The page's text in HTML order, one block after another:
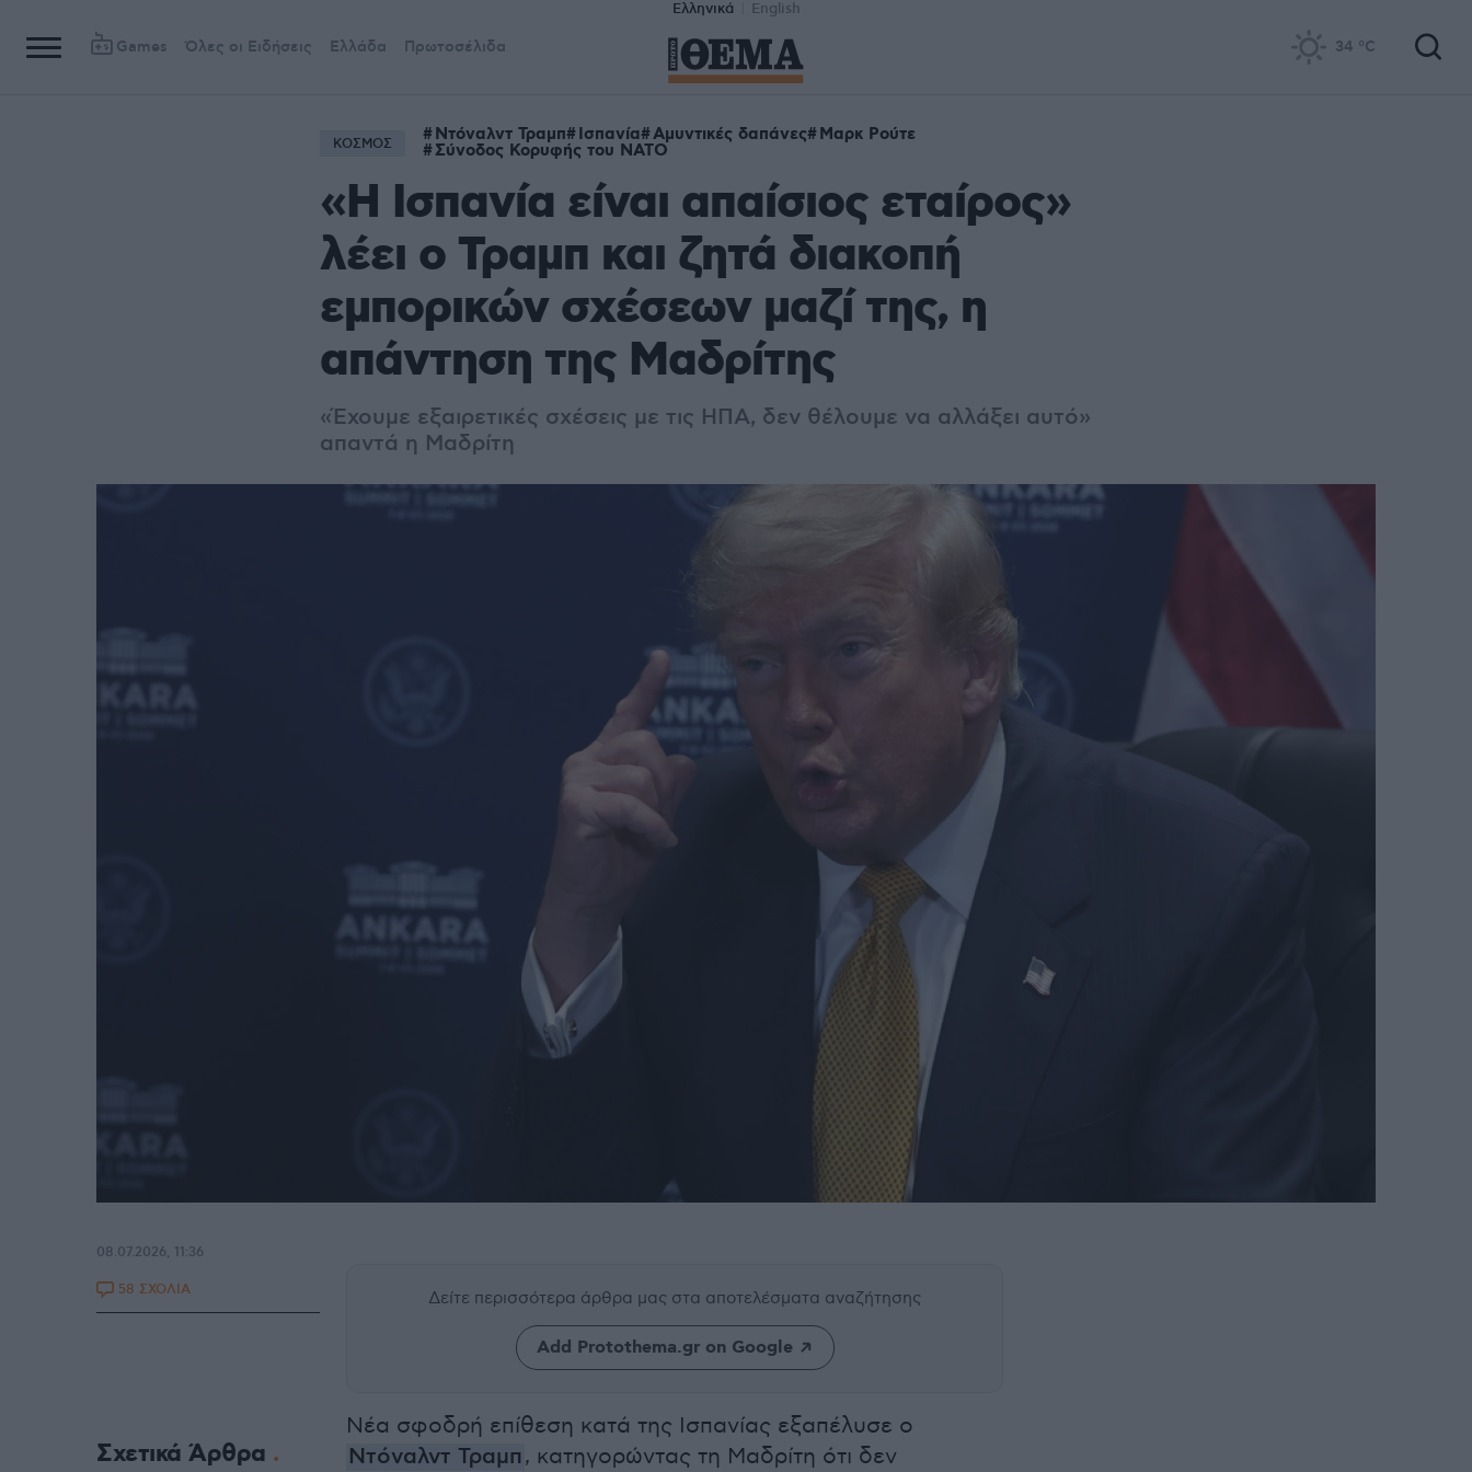
Ελληνικά English
Games Όλες οι Ειδήσεις Ελλάδα Πρωτοσέλιδα 34 °C
ΚΟΣΜΟΣ Ντόναλντ Τραμπ Ισπανία Αμυντικές δαπάνες Μαρκ Ρούτε
Σύνοδος Κορυφής του ΝΑΤΟ
«Η Ισπανία είναι απαίσιος εταίρος»
λέει ο Τραμπ και ζητά διακοπή
εμπορικών σχέσεων μαζί της, η
απάντηση της Μαδρίτης
«Έχουμε εξαιρετικές σχέσεις με τις ΗΠΑ, δεν θέλουμε να αλλάξει αυτό»
απαντά η Μαδρίτη
Δείτε περισσότερα άρθρα μας στα αποτελέσματα αναζήτησης
Add Protothema.gr on Google
Νέα σφοδρή επίθεση κατά της Ισπανίας εξαπέλυσε ο
Ντόναλντ Τραμπ , κατηγορώντας τη Μαδρίτη ότι δεν
08.07.2026, 11:36
58 ΣΧΟΛΙΑ
Σχετικά Άρθρα